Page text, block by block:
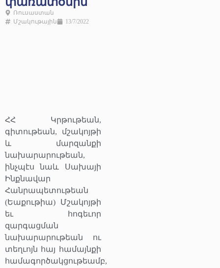
Ռուսաստան
Մշակութային
13/7/2022
ՀՀ Կրթութեան,
գիտութեան, մշակոյթի
և մարզանքի
նախարարութեան,
ինչպէս նաև Սախայի
Ինքնավար
Հանրապետութեան
(Եաքութիա) Մշակոյթի
եւ հոգեւոր
զարգացման
նախարարութեան ու
տեղւոյն հայ համայնքի
համագործակցութեամբ,